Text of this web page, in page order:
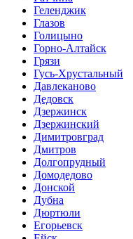
Геленджик
Глазов
Голицыно
Горно-Алтайск
Грязи
Гусь-Хрустальный
Давлеканово
Дедовск
Дзержинск
Дзержинский
Димитровград
Дмитров
Долгопрудный
Домодедово
Донской
Дубна
Дюртюли
Егорьевск